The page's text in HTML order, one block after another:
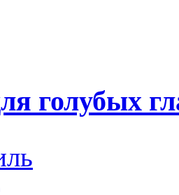
голубых